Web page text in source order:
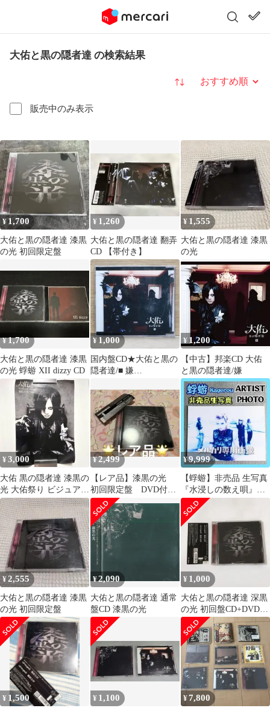
大佑と黒の隠者達 の検索結果
販売中のみ表示
並び替え
¥1,700
大佑と黒の隠者達 漆黒
の光 初回限定盤
¥ 1,260
大佑と黒の隠者達 翻弄
CD 【帯付き】
¥ 1,555
大佑と黒の隠者達 漆黒
の光
¥1,700
大佑と黒の隠者達 漆黒
の光 蜉蝣 XII dizzy CD
¥1,000
国内盤CD★大佑と黒の
隠者達/■ 嫌
41】L01453
¥ 1,200
【中古】邦楽CD 大佑
と黒の隠者達/嫌
¥3,000
大佑 黒の隠者達 漆黒の
光 大佑祭り ビジュアル
ポスター
¥2,499
【レア品】漆黒の光
初回限定盤 DVD付
大佑と黒の隠者達 初
回生産限定
¥9,999
【蜉蝣】非売品 生写真
『水浸しの数え唄』大
佑と黒の隠者達 the
stads
¥2,555
大佑と黒の隠者達 漆黒
の光 初回限定盤
¥2,090
大佑と黒の隠者達 通常
盤CD 漆黒の光
¥ 1,000
大佑と黒の隠者達 深黒
の光 初回盤CD+DVD V
系 ヴィジュアル系
¥ 1,500 ¥ 1,100 ¥7,800